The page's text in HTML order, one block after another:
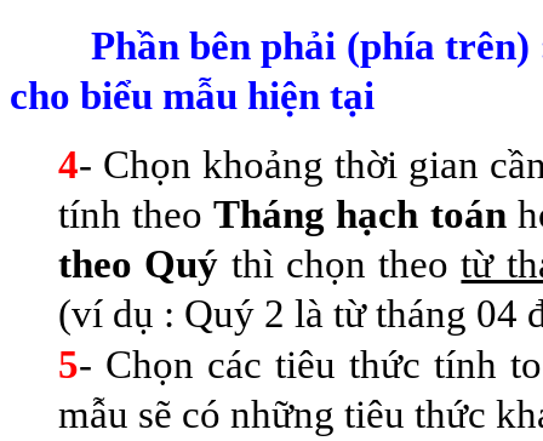
Phần bên phải (phía
cho biểu mẫu hiện tại
4- Chọn khoảng thời gian
tính theoTháng hạch toán
theo Quý thì chọn theotừ
(ví dụ : Quý 2 là từ tháng 04
5- Chọn các tiêu thức tính
mẫu sẽ có những tiêu thức